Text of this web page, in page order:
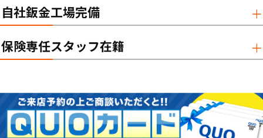
自社鈑金工場完備
保険専任スタッフ在籍